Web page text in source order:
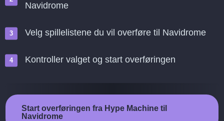
Navidrome
Velg spillelistene du vil overføre til Navidrome
Kontroller valget og start overføringen
Start overføringen fra Hype Machine til
Navidrome